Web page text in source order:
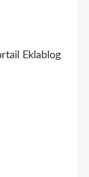
Eklablog